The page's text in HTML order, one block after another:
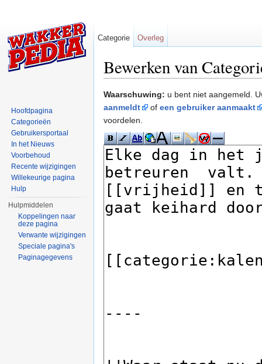
Bewerken van
Waarschuwing: u bent niet aangemeld.
aanmeldt
of een gebruiker aanmaakt
voordelen.
Categorie Overleg
Hoofdpagina
Categorieën
Gebruikersportaal
In het Nieuws
Voorbehoud
Recente wijzigingen
Willekeurige pagina
Hulp
Hulpmiddelen
Koppelingen naar
deze pagina
Verwante wijzigingen
Speciale pagina's
Paginagegevens